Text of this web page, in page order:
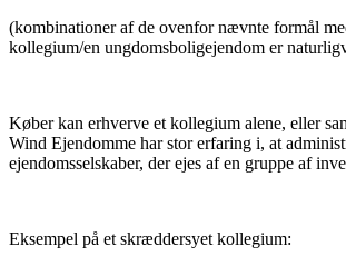
(kombinationer af de ovenfor nævnte formål
kollegium/en ungdomsboligejendom er
Køber kan erhverve et kollegium alene, eller
Wind Ejendomme har stor erfaring i, at
ejendomsselskaber, der ejes af en gruppe af
Eksempel på et skræddersyet kollegium: